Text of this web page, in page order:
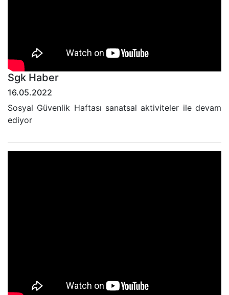
Sgk Haber
16.05.2022
Sosyal Güvenlik Haftası sanatsal aktiviteler ile devam
ediyor